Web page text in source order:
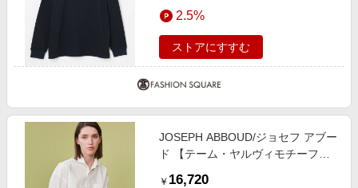
2.5%
ストアにすすむ
JOSEPH ABBOUD/ジョセフ アブー
ド 【テーム・ヤルヴィモチーフ】
￥ 16,720